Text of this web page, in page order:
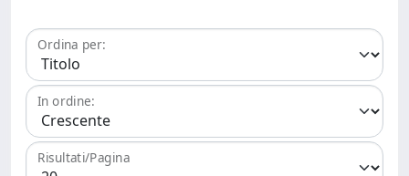
Ordina per:
In ordine:
Risultati/Pagina